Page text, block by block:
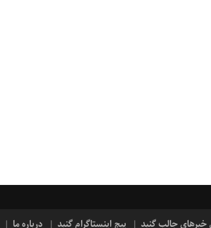
خبرهای جالب گنبد پیج اینستاگرام گنبد درباره ما